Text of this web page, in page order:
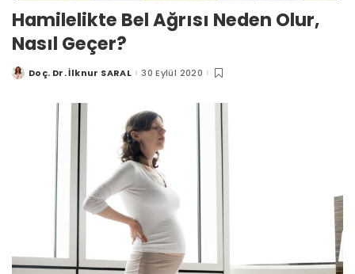
Hamilelikte Bel Ağrısı Neden Olur,
Nasıl Geçer?
PostedDoç. Dr. İlknur SARAL 30 Eylül 2020